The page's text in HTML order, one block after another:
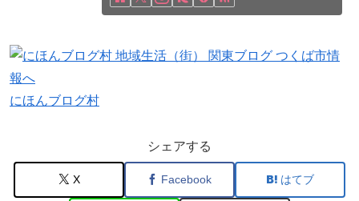
にほんブログ村
シェアする
X Facebook はてブ